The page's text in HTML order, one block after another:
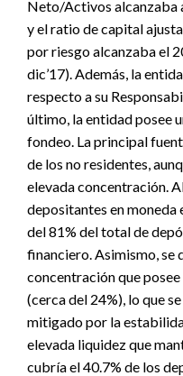
Neto/Activos alcanzaba
y el ratio de capital
por riesgo alcanzaba el
dic’17). Además, la
respecto a su
último, la entidad posee
fondeo. La principal
de los no residentes,
elevada concentración.
depositantes en
del 81% del total de
financiero. Asimismo, se
concentración que
(cerca del 24%), lo que
mitigado por la
elevada liquidez que
cubría el 40.7% de los